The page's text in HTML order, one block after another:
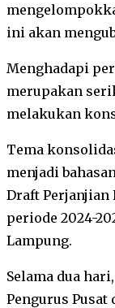
ini akan
Menghadapi
merupakan
melakukan
Tema
menjadi
Draft Perjanjian
periode 2024-
Lampung.
Selama dua
Pengurus Pusat